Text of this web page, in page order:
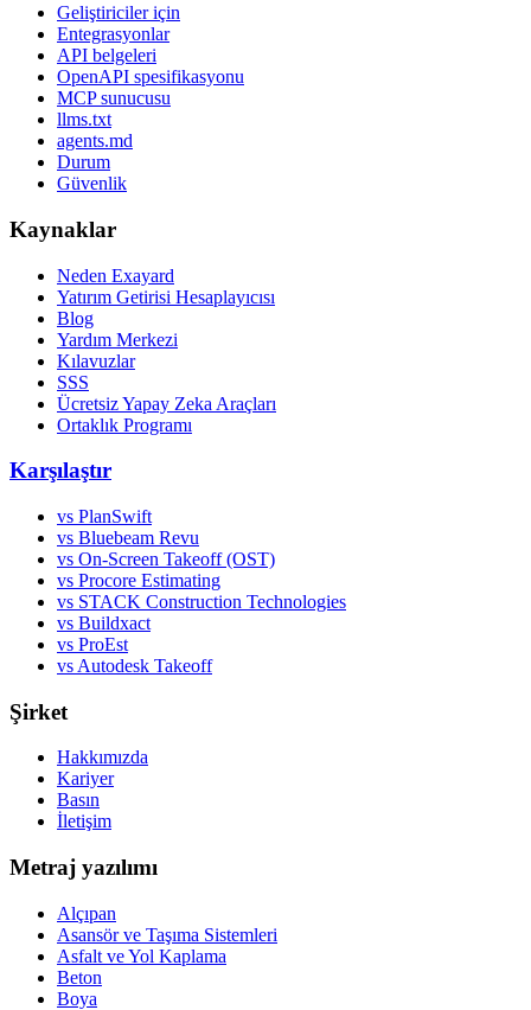
Geliştiriciler için
Entegrasyonlar
API belgeleri
OpenAPI spesifikasyonu
MCP sunucusu
llms.txt
agents.md
Durum
Güvenlik
Kaynaklar
Neden Exayard
Yatırım Getirisi Hesaplayıcısı
Blog
Yardım Merkezi
Kılavuzlar
SSS
Ücretsiz Yapay Zeka Araçları
Ortaklık Programı
Karşılaştır
vs PlanSwift
vs Bluebeam Revu
vs On-Screen Takeoff (OST)
vs Procore Estimating
vs STACK Construction Technologies
vs Buildxact
vs ProEst
vs Autodesk Takeoff
Şirket
Hakkımızda
Kariyer
Basın
İletişim
Metraj yazılımı
Alçıpan
Asansör ve Taşıma Sistemleri
Asfalt ve Yol Kaplama
Beton
Boya